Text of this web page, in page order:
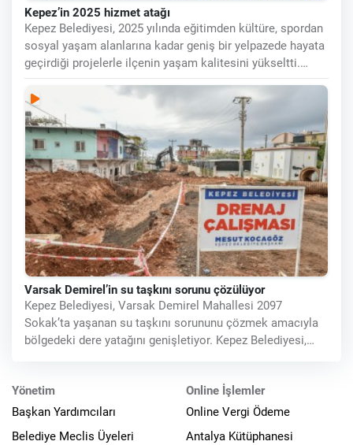
Kepez’in 2025 hizmet atağı
Kepez Belediyesi, 2025 yılında eğitimden kültüre, spordan
sosyal yaşam alanlarına kadar geniş bir yelpazede hayata
geçirdiği projelerle ilçenin yaşam kalitesini yükseltti.
İlçenin
Varsak Demirel’in su taşkını sorunu çözülüyor
Kepez Belediyesi, Varsak Demirel Mahallesi 2097
Sokak’ta yaşanan su taşkını sorununu çözmek amacıyla
bölgedeki dere yatağını genişletiyor. Kepez Belediyesi,
Yönetim
Başkan Yardımcıları
Belediye Meclis Üyeleri
Online İşlemler
Online Vergi Ödeme
Antalya Kütüphanesi